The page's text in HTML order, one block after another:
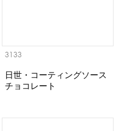
3133
日世・コーティングソース
チョコレート